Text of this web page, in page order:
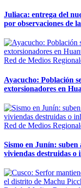
Juliaca: entrega del
por observaciones de
Red de Medios
Ayacucho: Población
extorsionadores en
Red de Medios
Sismo en Junín: suben
viviendas destruidas o